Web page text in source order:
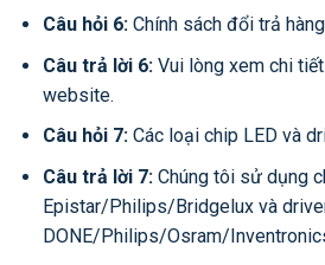
Câu hỏi 6:Chính sách đổi trả
Câu trả lời 6:Vui lòng xem chi
website.
Câu hỏi 7:Các loại chip LED và
Câu trả lời 7:Chúng tôi sử dụng
Epistar/Philips/Bridgelux và
DONE/Philips/Osram/